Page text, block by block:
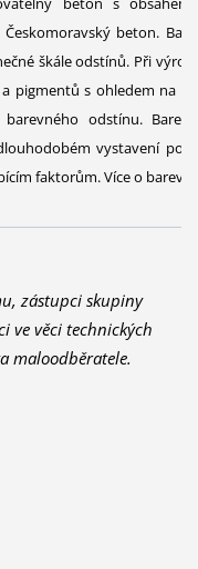
beton.
škále odstínů. Při
pigmentů s ohledem na
odstínu.
vystavení
faktorům. Více o
zástupci skupiny
ve věci technických
maloodběratele.